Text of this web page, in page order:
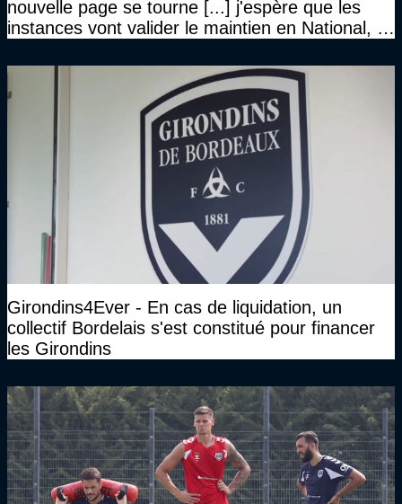
nouvelle page se tourne [...] j'espère que les
instances vont valider le maintien en National, et
haut niveau"
Girondins4Ever - En cas de liquidation, un
collectif Bordelais s'est constitué pour financer
les Girondins